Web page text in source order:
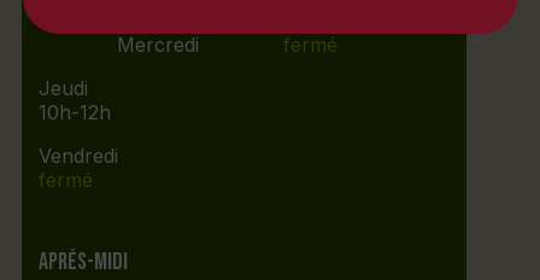
Mercredi
fermé
Jeudi
10h-12h
Vendredi
fermé
Aprés-midi